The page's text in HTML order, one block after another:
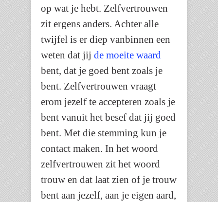
op wat je hebt. Zelfvertrouwen
zit ergens anders. Achter alle
twijfel is er diep vanbinnen een
weten dat jij de moeite waard
bent, dat je goed bent zoals je
bent. Zelfvertrouwen vraagt
erom jezelf te accepteren zoals je
bent vanuit het besef dat jij goed
bent. Met die stemming kun je
contact maken. In het woord
zelfvertrouwen zit het woord
trouw en dat laat zien of je trouw
bent aan jezelf, aan je eigen aard,